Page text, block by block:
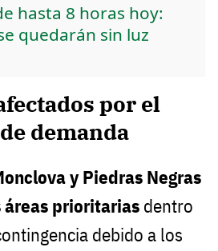
hasta 8 horas hoy:
quedarán sin luz
por el
demanda
y Piedras Negras
prioritarias dentro
debido a los